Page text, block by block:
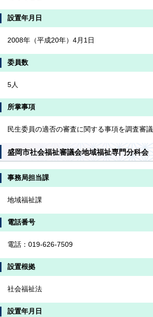
設置年月日
2008年（平成20年）4月1日
委員数
5人
所掌事項
民生委員の適否の審査に関する事項を調査審議
盛岡市社会福祉審議会地域福祉専門分科会
事務局担当課
地域福祉課
電話番号
電話：019-626-7509
設置根拠
社会福祉法
設置年月日